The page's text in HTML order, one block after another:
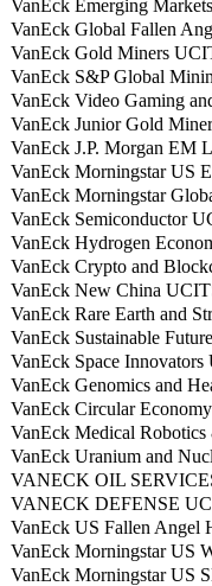
VanEck Emerging
VanEck Global Fallen
VanEck Gold Miners
VanEck S&P Global
VanEck Video Gaming
VanEck Junior Gold
VanEck J.P. Morgan EM
VanEck Morningstar US
VanEck Morningstar
VanEck Semiconductor
VanEck Hydrogen
VanEck Crypto and
VanEck New China
VanEck Rare Earth and
VanEck Sustainable
VanEck Space
VanEck Genomics and
VanEck Circular
VanEck Medical
VanEck Uranium and
VANECK OIL
VANECK DEFENSE
VanEck US Fallen Angel
VanEck Morningstar US
VanEck Morningstar US